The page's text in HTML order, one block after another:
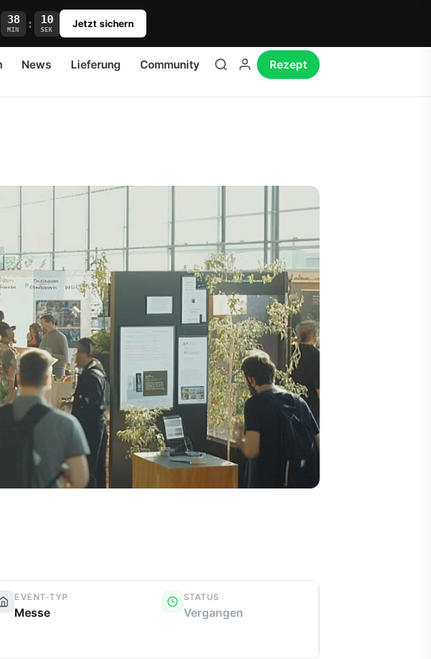
38
MIN : 09
SEK Jetzt sichern
News Lieferung Community Rezept
EVENT-TYP
Messe
STATUS
Vergangen